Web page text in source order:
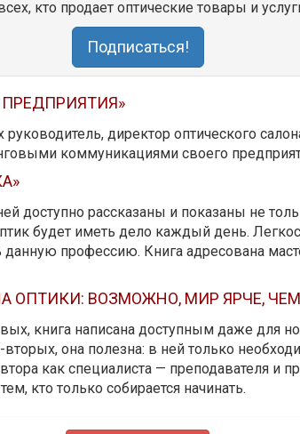
кто продает оптические товары и
Подписаться!
директор оптического
коммуникациями своего
доступно рассказаны и показаны не
будет иметь дело каждый день.
данную профессию. Книга адресована
ОПТИКИ: ВОЗМОЖНО, МИР ЯРЧЕ,
книга написана доступным даже для
она полезна: в ней только
как специалиста — преподавателя и
кто только собирается начинать.